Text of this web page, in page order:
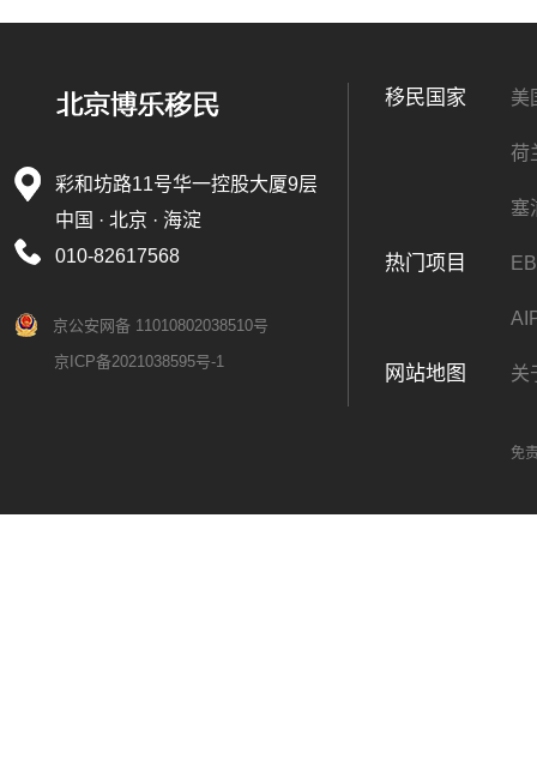
彩和坊路11号华一控股大厦9层
中国 · 北京 · 海淀
010-82617568
京公安网备 11010802038510号
京ICP备2021038595号-1
移民国家 美
荷
塞
热门项目
网站地图 关
免